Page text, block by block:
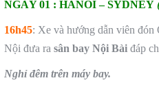
NGÀY 01 : HANOI – SYDNEY
16h45: Xe và hướng dẫn viên đón
Nội đưa ra sân bay Nội Bài đáp
Nghỉ đêm trên máy bay.